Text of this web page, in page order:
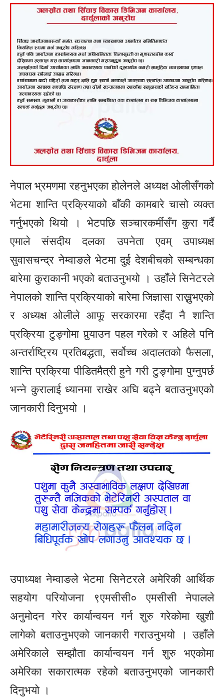
नेपाल भ्रमणमा रहनुभएका होलेनले अध्यक्ष ओलीसँगको
भेटमा शान्ति प्रक्रियाको बाँकी कामबारे चासो व्यक्त
गर्नुभएको थियो । भेटपछि सञ्चारकर्मीसँग कुरा गर्दै
एमाले संसदीय दलका उपनेता एवम् उपाध्यक्ष
सुवासचन्द्र नेम्वाङले भेटमा दुई देशबीचको सम्बन्धका
बारेमा कुराकानी भएको बताउनुभयो । उहाँले सिनेटरले
नेपालको शान्ति प्रक्रियाको बारेमा जिज्ञासा राख्नुभएको
र अध्यक्ष ओलीले आफू सरकारमा रहँदा नै शान्ति
प्रक्रिया टुङ्गोमा पुर्‍याउन पहल गरेको र अहिले पनि
अन्तर्राष्ट्रिय प्रतिबद्धता, सर्वोच्च अदालतको फैसला,
शान्ति प्रक्रिया पीडितमैत्री हुने गरी टुङ्गोमा पुग्नुपर्छ
भन्ने कुरालाई ध्यानमा राखेर अघि बढ्ने बताउनुभएको
जानकारी दिनुभयो ।
उपाध्यक्ष नेम्वाङले भेटमा सिनेटरले अमेरिकी आर्थिक
सहयोग परियोजना ९एमसीसी० एमसीसी नेपालले
अनुमोदन गरेर कार्यान्वयन गर्न शुरु गरेकोमा खुशी
लागेको बताउनुभएको जानकारी गराउनुभयो । उहाँले
अमेरिकाले सम्झौता कार्यान्वयन गर्न शुरु भएकोमा
अमेरिका सकारात्मक रहेको बताउनुभएको जानकारी
दिनुभयो ।